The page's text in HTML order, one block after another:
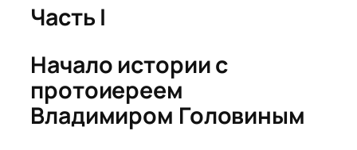
Часть I
Начало истории с
протоиереем
Владимиром Головиным